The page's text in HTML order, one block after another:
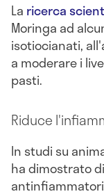
La ricerca
Moringa ad
isotiocianati,
a moderare i
pasti.
Riduce
In studi su
ha dimostrato